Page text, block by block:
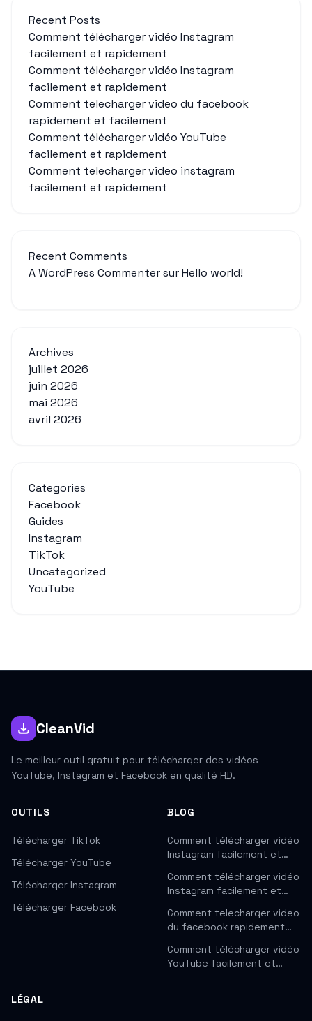
Recent Posts
Comment télécharger vidéo Instagram
facilement et rapidement
Comment télécharger vidéo Instagram
facilement et rapidement
Comment telecharger video du facebook
rapidement et facilement
Comment télécharger vidéo YouTube
facilement et rapidement
Comment telecharger video instagram
facilement et rapidement
Recent Comments
A WordPress CommentersurHello world!
Archives
juillet 2026
juin 2026
mai 2026
avril 2026
Categories
Facebook
Guides
Instagram
TikTok
Uncategorized
YouTube
CleanVid
Le meilleur outil gratuit pour télécharger des vidéos
YouTube, Instagram et Facebook en qualité HD.
OUTILS
Télécharger TikTok
Télécharger YouTube
Télécharger Instagram
Télécharger Facebook
BLOG
Comment télécharger vidéo
Instagram facilement et…
Comment télécharger vidéo
Instagram facilement et…
Comment telecharger video
du facebook rapidement…
Comment télécharger vidéo
YouTube facilement et…
LÉGAL